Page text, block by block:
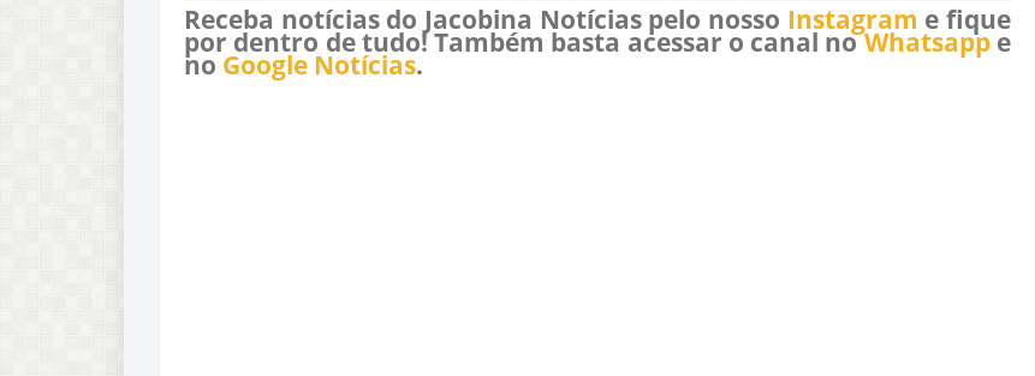
Receba notícias do Jacobina Notícias pelo nosso Instagram e fique
por dentro de tudo! Também basta acessar o canal noWhatsappe
no Google Notícias.